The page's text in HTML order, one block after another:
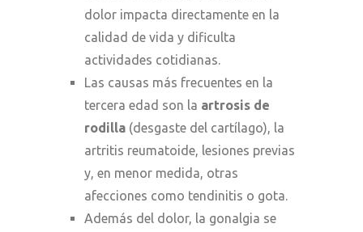
dolor impacta directamente en la
calidad de vida y dificulta
actividades cotidianas.
Las causas más frecuentes en la
tercera edad son la artrosis de
rodilla (desgaste del cartílago), la
artritis reumatoide, lesiones previas
y, en menor medida, otras
afecciones como tendinitis o gota.
Además del dolor, la gonalgia se